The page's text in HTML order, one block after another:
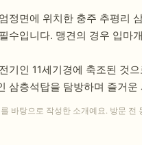
정면에 위치한 충주 추평리
수입니다. 맹견의 경우 입마
기인 11세기경에 축조된 것
삼층석탑을 탐방하며 즐거
바탕으로 작성한 소개예요. 방문 전